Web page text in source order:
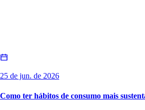
25 de jun. de 2026
Como ter hábitos de consumo mais